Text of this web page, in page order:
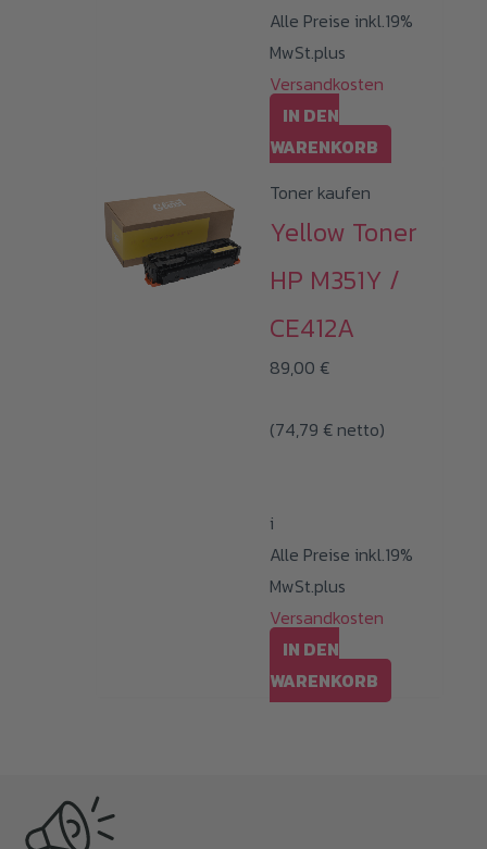
Alle Preise inkl.19%
MwSt.plus
Versandkosten
IN DEN
WARENKORB
Toner kaufen
Yellow Toner
HP M351Y /
CE412A
89,00 €
(74,79 € netto)
i
Alle Preise inkl.19%
MwSt.plus
Versandkosten
IN DEN
WARENKORB